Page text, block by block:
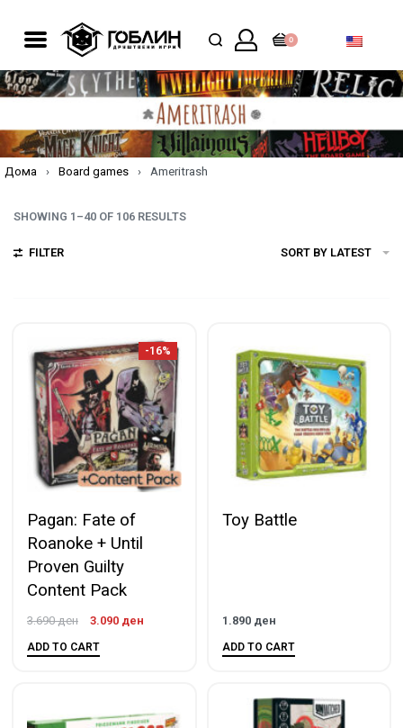
0
Дома › Board games › Ameritrash
SHOWING 1–40 OF 106 RESULTS
FILTER SORT BY LATEST
-16%
Pagan: Fate of
Roanoke + Until
Proven Guilty
Content Pack
3.690ден 3.090 ден
ADD TO CART
Toy Battle
1.890 ден
ADD TO CART